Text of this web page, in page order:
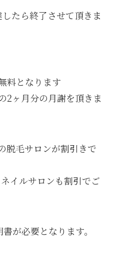
たら終了させて頂きま
料となります
2ヶ月分の月謝を頂きま
脱毛サロンが割引きで
イルサロンも割引でご
が必要となります。